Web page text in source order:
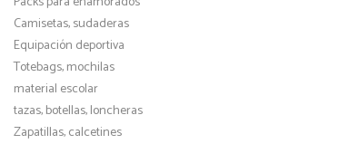
Camisetas, sudaderas
Equipación deportiva
Totebags, mochilas
material escolar
tazas, botellas, loncheras
Zapatillas, calcetines